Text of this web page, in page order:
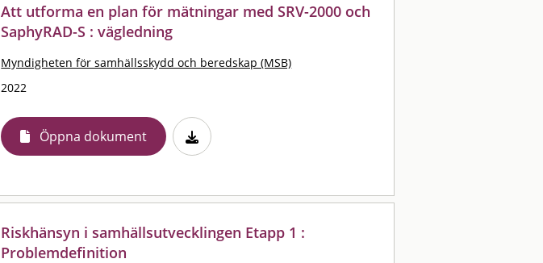
Att utforma en plan för mätningar med SRV-2000 och
SaphyRAD-S : vägledning
Myndigheten för samhällsskydd och beredskap (MSB)
2022
Öppna dokument
Riskhänsyn i samhällsutvecklingen Etapp 1 :
Problemdefinition